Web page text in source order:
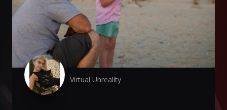
Virtual Unreality